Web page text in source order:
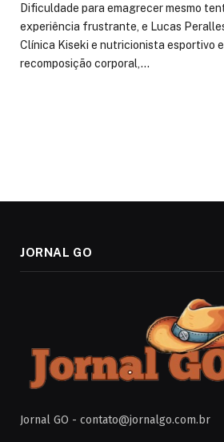
Dificuldade para emagrecer mesmo
experiência frustrante, e Lucas
Clínica Kiseki e nutricionista esportivo
recomposição corporal,…
JORNAL GO
Jornal GO - contato@jornalgo.com.br